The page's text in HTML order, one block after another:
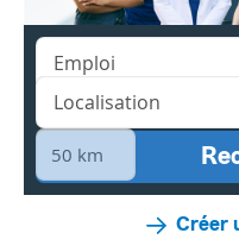
Créer